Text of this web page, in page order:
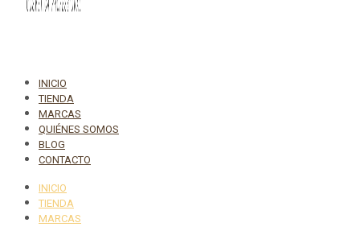
INICIO
TIENDA
MARCAS
QUIÉNES SOMOS
BLOG
CONTACTO
INICIO
TIENDA
MARCAS